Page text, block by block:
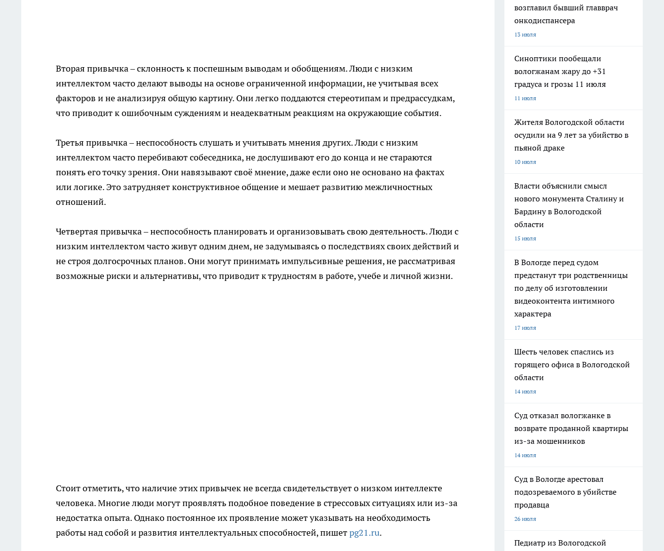
Вторая привычка – склонность к поспешным выводам и обобщениям. Люди с низким
интеллектом часто делают выводы на основе ограниченной информации, не учитывая всех
факторов и не анализируя общую картину. Они легко поддаются стереотипам и предрассудкам,
что приводит к ошибочным суждениям и неадекватным реакциям на окружающие события.
Третья привычка – неспособность слушать и учитывать мнения других. Люди с низким
интеллектом часто перебивают собеседника, не дослушивают его до конца и не стараются
понять его точку зрения. Они навязывают своё мнение, даже если оно не основано на фактах
или логике. Это затрудняет конструктивное общение и мешает развитию межличностных
отношений.
Четвертая привычка – неспособность планировать и организовывать свою деятельность. Люди с
низким интеллектом часто живут одним днем, не задумываясь о последствиях своих действий и
не строя долгосрочных планов. Они могут принимать импульсивные решения, не рассматривая
возможные риски и альтернативы, что приводит к трудностям в работе, учебе и личной жизни.
Стоит отметить, что наличие этих привычек не всегда свидетельствует о низком интеллекте
человека. Многие люди могут проявлять подобное поведение в стрессовых ситуациях или из-за
недостатка опыта. Однако постоянное их проявление может указывать на необходимость
работы над собой и развития интеллектуальных способностей, пишетpg21.ru.
возглавил бывший главврач
онкодиспансера
13 июля
Синоптики пообещали
вологжанам жару до +31
градуса и грозы 11 июля
11 июля
Жителя Вологодской области
осудили на 9 лет за убийство в
пьяной драке
10 июля
Власти объяснили смысл
нового монумента Сталину и
Бардину в Вологодской
области
15 июля
В Вологде перед судом
предстанут три родственницы
по делу об изготовлении
видеоконтента интимного
характера
17 июля
Шесть человек спаслись из
горящего офиса в Вологодской
области
14 июля
Суд отказал вологжанке в
возврате проданной квартиры
из-за мошенников
14 июля
Суд в Вологде арестовал
подозреваемого в убийстве
продавца
26 июля
Педиатр из Вологодской